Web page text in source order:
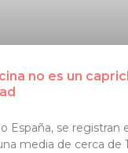
no es un
España, se registran
media de cerca de